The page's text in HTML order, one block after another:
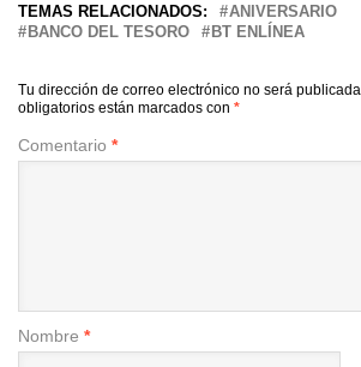
TEMAS RELACIONADOS:
ANIVERSARIO
BANCO DEL TESORO
BT ENLÍNEA
Tu dirección de correo electrónico no será publicada.
obligatorios están marcados con *
Comentario *
Nombre *